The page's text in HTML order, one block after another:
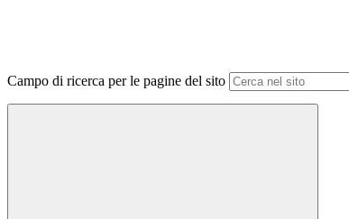
Campo di ricerca per le pagine del sito